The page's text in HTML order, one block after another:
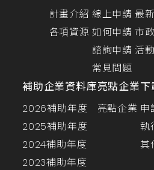
計畫介紹
各項資源
線上申請
如何申請
諮詢申請
常見問題
最
市
活
補助企業資料庫
2026補助年度
2025補助年度
2024補助年度
2023補助年度
亮點企業
亮點企業
下
申
執
其